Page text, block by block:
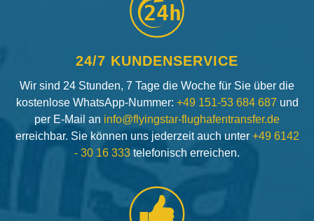
24h
24/7 KUNDENSERVICE
Wir sind 24 Stunden, 7 Tage die Woche für Sie über die
kostenlose WhatsApp-Nummer: +49 151-53 684 687 und
per E-Mail an info@flyingstar-flughafentransfer.de
erreichbar. Sie können uns jederzeit auch unter +49 6142
- 30 16 333 telefonisch erreichen.